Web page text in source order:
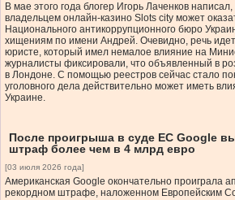
В мае этого года блогер Игорь Лаченков
владельцем онлайн-казино Slots city может
Национального антикоррупционного бюро
хищениям по имени Андрей. Очевидно, речь
юристе, который имел немалое влияние на
журналисты фиксировали, что объявленный в
в Лондоне. С помощью реестров сейчас стало
уголовного дела действительно может иметь
Украине.
После проигрыша в суде ЕС Google
штраф более чем в 4 млрд евро
[03 июля 2026 года]
Американская Google окончательно проиграла
рекордном штрафе, наложенном Европейским